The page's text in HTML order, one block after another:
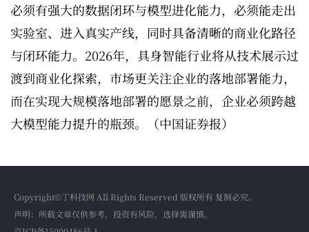
必须有强大的数据闭环与模型进化能力，必须能走出
实验室、进入真实产线，同时具备清晰的商业化路径
与闭环能力。2026年，具身智能行业将从技术展示过
渡到商业化探索，市场更关注企业的落地部署能力，
而在实现大规模落地部署的愿景之前，企业必须跨越
大模型能力提升的瓶颈。（中国证券报）
Copyright©丁科技网 All Rights Reserved 版权所有 复制必究。
声明：所载文章仅供参考，投资有风险，选择需谨慎。